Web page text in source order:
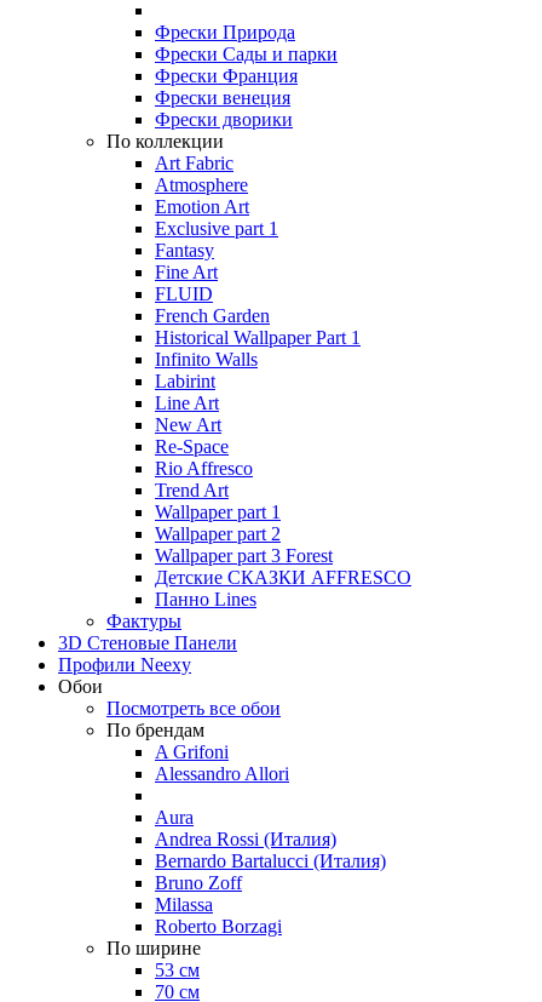
Фрески Природа
Фрески Сады и парки
Фрески Франция
Фрески венеция
Фрески дворики
По коллекции
Art Fabric
Atmosphere
Emotion Art
Exclusive part 1
Fantasy
Fine Art
FLUID
French Garden
Historical Wallpaper Part 1
Infinito Walls
Labirint
Line Art
New Art
Re-Space
Rio Affresco
Trend Art
Wallpaper part 1
Wallpaper part 2
Wallpaper part 3 Forest
Детские СКАЗКИ AFFRESCO
Панно Lines
Фактуры
3D Стеновые Панели
Профили Neexy
Обои
Посмотреть все обои
По брендам
A Grifoni
Alessandro Allori
Aura
Andrea Rossi (Италия)
Bernardo Bartalucci (Италия)
Bruno Zoff
Milassa
Roberto Borzagi
По ширине
53 см
70 см